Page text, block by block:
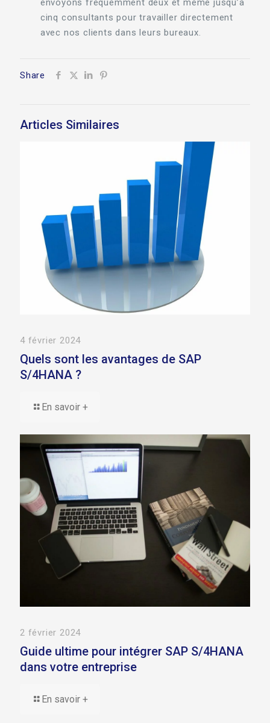
envoyons fréquemment deux et même jusqu’à
cinq consultants pour travailler directement
avec nos clients dans leurs bureaux.
Share
Articles Similaires
4 février 2024
Quels sont les avantages de SAP
S/4HANA ?
En savoir +
2 février 2024
Guide ultime pour intégrer SAP S/4HANA
dans votre entreprise
En savoir +